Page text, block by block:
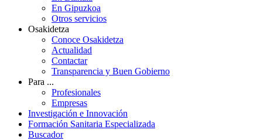
En Gipuzkoa
Otros servicios
Osakidetza
Conoce Osakidetza
Actualidad
Contactar
Transparencia y Buen Gobierno
Para ...
Profesionales
Empresas
Investigación e Innovación
Formación Sanitaria Especializada
Buscador